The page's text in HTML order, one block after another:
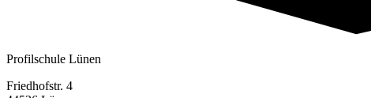
Profilschule Lünen
Friedhofstr. 4